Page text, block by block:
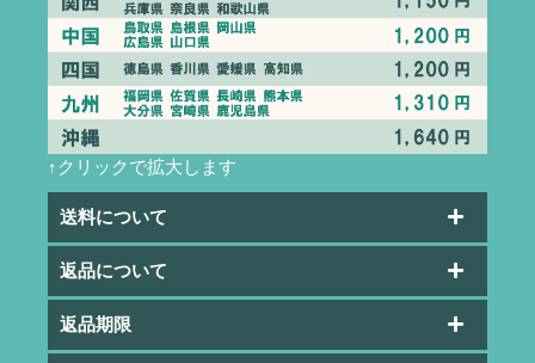
↑クリックで拡大します
送料について
返品について
返品期限